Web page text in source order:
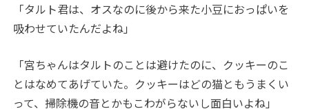
「タルト君は、オスなのに後から来た小豆におっぱいを
吸わせていたんだよね」
「宮ちゃんはタルトのことは避けたのに、クッキーのこ
とはなめてあげていた。クッキーはどの猫ともうまくい
って、掃除機の音とかもこわがらないし面白いよね」